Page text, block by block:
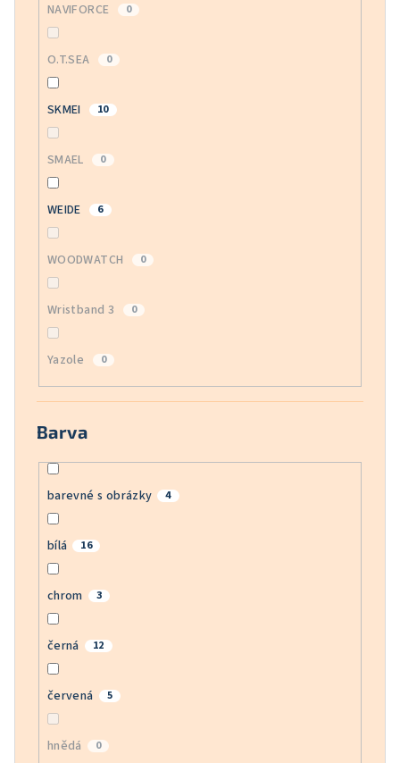
NAVIFORCE 0
O.T.SEA 0
SKMEI 10
SMAEL 0
WEIDE 6
WOODWATCH 0
Wristband 3 0
Yazole 0
Barva
barevné s obrázky 4
bílá 16
chrom 3
černá 12
červená 5
hnědá 0